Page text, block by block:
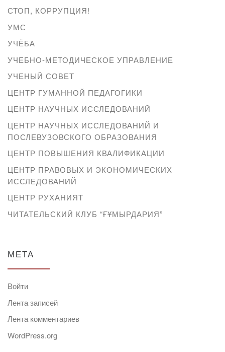
СТОП, КОРРУПЦИЯ!
УМС
УЧЁБА
УЧЕБНО-МЕТОДИЧЕСКОЕ УПРАВЛЕНИЕ
УЧЕНЫЙ СОВЕТ
ЦЕНТР ГУМАННОЙ ПЕДАГОГИКИ
ЦЕНТР НАУЧНЫХ ИССЛЕДОВАНИЙ
ЦЕНТР НАУЧНЫХ ИССЛЕДОВАНИЙ И
ПОСЛЕВУЗОВСКОГО ОБРАЗОВАНИЯ
ЦЕНТР ПОВЫШЕНИЯ КВАЛИФИКАЦИИ
ЦЕНТР ПРАВОВЫХ И ЭКОНОМИЧЕСКИХ
ИССЛЕДОВАНИЙ
ЦЕНТР РУХАНИЯТ
ЧИТАТЕЛЬСКИЙ КЛУБ “ҒҰМЫРДАРИЯ”
МЕТА
Войти
Лента записей
Лента комментариев
WordPress.org